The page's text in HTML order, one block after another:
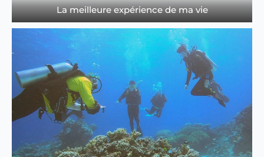
La meilleure expérience de ma vie